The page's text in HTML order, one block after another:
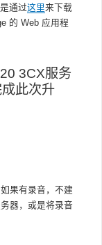
通过这里来下载
的 Web 应用程
3CX服务
此次升
果有录音，不建
器，或是将录音